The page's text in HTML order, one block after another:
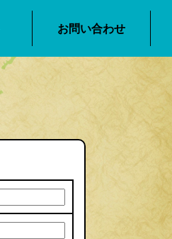
お問い合わせ